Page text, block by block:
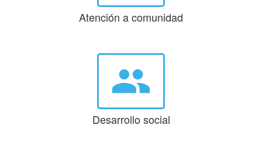
Atención a comunidad
group
Desarrollo social